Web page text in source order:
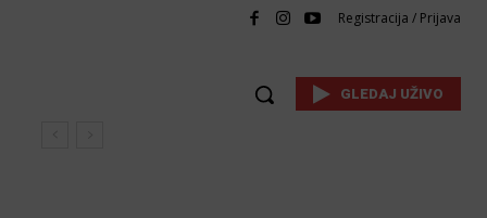
Registracija / Prijava
GLEDAJ UŽIVO